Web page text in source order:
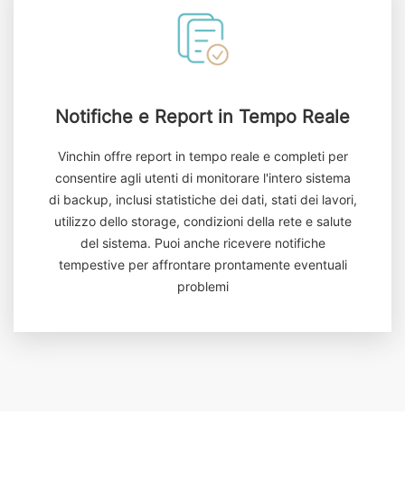
Notifiche e Report in Tempo Reale
Vinchin offre report in tempo reale e completi per
consentire agli utenti di monitorare l'intero sistema
di backup, inclusi statistiche dei dati, stati dei lavori,
utilizzo dello storage, condizioni della rete e salute
del sistema. Puoi anche ricevere notifiche
tempestive per affrontare prontamente eventuali
problemi